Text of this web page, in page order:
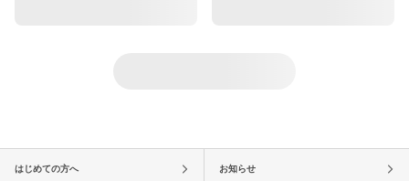
はじめての方へ お知らせ